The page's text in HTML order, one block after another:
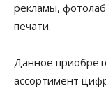
рекламы,
печати.
Данное
ассортимент